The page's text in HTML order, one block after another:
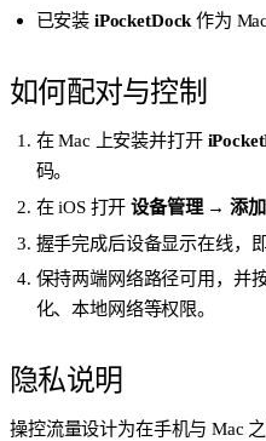
已安装 iPocketDock 作为
如何配对与控制
在 Mac 上安装并打开
码。
在 iOS 打开设备管理 → 添
握手完成后设备显示在线，
保持两端网络路径可用，并
化、本地网络等权限。
隐私说明
操控流量设计为在手机与 Mac